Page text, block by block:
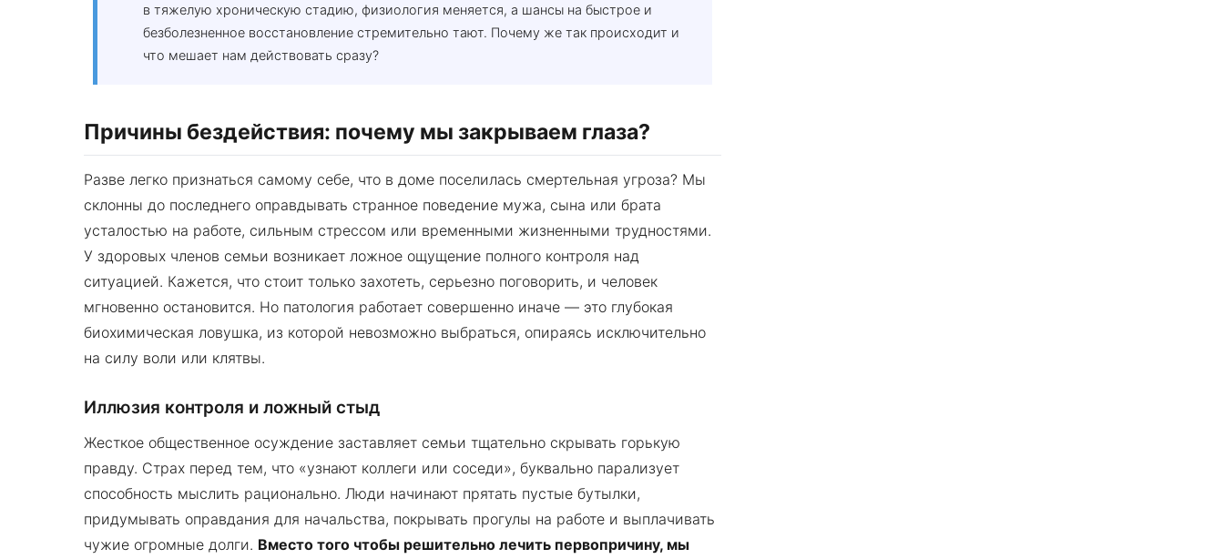
в тяжелую хроническую стадию, физиология меняется, а шансы на быстрое и
безболезненное восстановление стремительно тают. Почему же так происходит и
что мешает нам действовать сразу?
Причины бездействия: почему мы закрываем глаза?
Разве легко признаться самому себе, что в доме поселилась смертельная угроза? Мы
склонны до последнего оправдывать странное поведение мужа, сына или брата
усталостью на работе, сильным стрессом или временными жизненными трудностями.
У здоровых членов семьи возникает ложное ощущение полного контроля над
ситуацией. Кажется, что стоит только захотеть, серьезно поговорить, и человек
мгновенно остановится. Но патология работает совершенно иначе — это глубокая
биохимическая ловушка, из которой невозможно выбраться, опираясь исключительно
на силу воли или клятвы.
Иллюзия контроля и ложный стыд
Жесткое общественное осуждение заставляет семьи тщательно скрывать горькую
правду. Страх перед тем, что «узнают коллеги или соседи», буквально парализует
способность мыслить рационально. Люди начинают прятать пустые бутылки,
придумывать оправдания для начальства, покрывать прогулы на работе и выплачивать
чужие огромные долги. Вместо того чтобы решительно лечить первопричину, мы